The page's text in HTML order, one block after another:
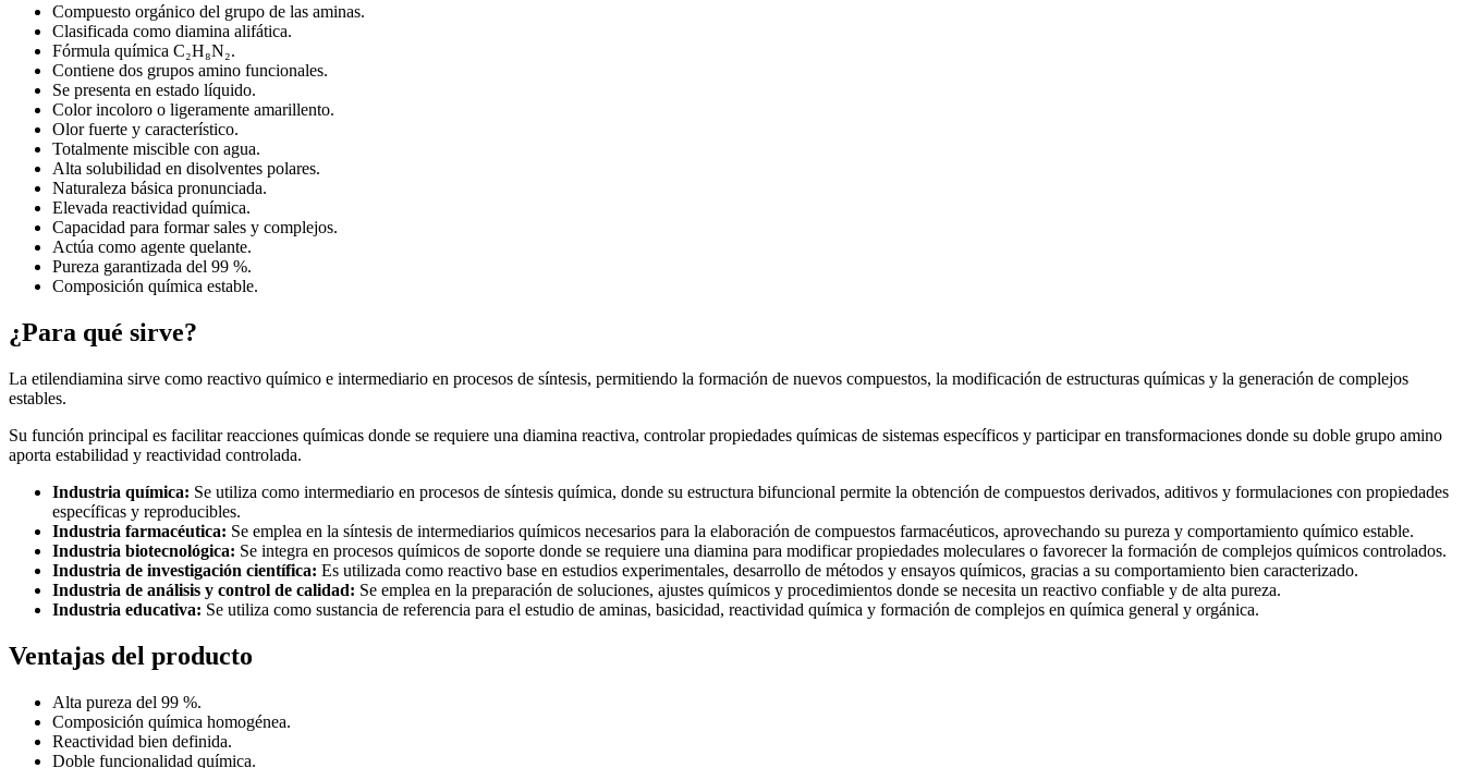
Compuesto orgánico del grupo de las aminas.
Clasificada como diamina alifática.
Fórmula química C₂H₈N₂.
Contiene dos grupos amino funcionales.
Se presenta en estado líquido.
Color incoloro o ligeramente amarillento.
Olor fuerte y característico.
Totalmente miscible con agua.
Alta solubilidad en disolventes polares.
Naturaleza básica pronunciada.
Elevada reactividad química.
Capacidad para formar sales y complejos.
Actúa como agente quelante.
Pureza garantizada del 99 %.
Composición química estable.
¿Para qué sirve?
La etilendiamina sirve como reactivo químico e intermediario en procesos de síntesis, permitiendo la formación de nuevos compuestos, la modificación de estructuras químicas y la generación de complejos
estables.
Su función principal es facilitar reacciones químicas donde se requiere una diamina reactiva, controlar propiedades químicas de sistemas específicos y participar en transformaciones donde su doble grupo amino
aporta estabilidad y reactividad controlada.
Industria química: Se utiliza como intermediario en procesos de síntesis química, donde su estructura bifuncional permite la obtención de compuestos derivados, aditivos y formulaciones con propiedades
específicas y reproducibles.
Industria farmacéutica: Se emplea en la síntesis de intermediarios químicos necesarios para la elaboración de compuestos farmacéuticos, aprovechando su pureza y comportamiento químico estable.
Industria biotecnológica: Se integra en procesos químicos de soporte donde se requiere una diamina para modificar propiedades moleculares o favorecer la formación de complejos químicos controlados.
Industria de investigación científica: Es utilizada como reactivo base en estudios experimentales, desarrollo de métodos y ensayos químicos, gracias a su comportamiento bien caracterizado.
Industria de análisis y control de calidad: Se emplea en la preparación de soluciones, ajustes químicos y procedimientos donde se necesita un reactivo confiable y de alta pureza.
Industria educativa: Se utiliza como sustancia de referencia para el estudio de aminas, basicidad, reactividad química y formación de complejos en química general y orgánica.
Ventajas del producto
Alta pureza del 99 %.
Composición química homogénea.
Reactividad bien definida.
Doble funcionalidad química.